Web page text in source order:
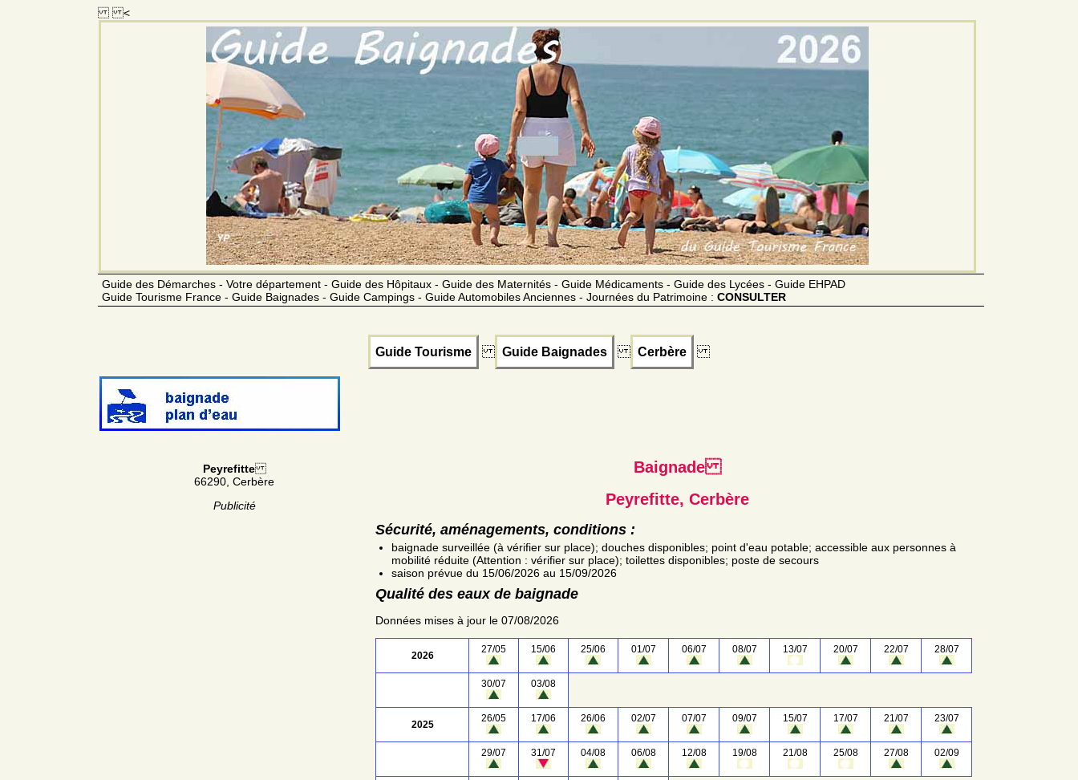
<
Guide des Démarches - Votre département - Guide des Hôpitaux - Guide des Maternités - Guide Médicaments - Guide des Lycées - Guide EHPAD
Guide Tourisme France - Guide Baignades - Guide Campings - Guide Automobiles Anciennes - Journées du Patrimoine : CONSULTER
Guide Tourisme Guide Baignades Cerbère
Peyrefitte
66290, Cerbère
Publicité
Baignade
Peyrefitte, Cerbère
Sécurité, aménagements, conditions :
baignade surveillée (à vérifier sur place); douches disponibles; point d'eau potable; accessible aux personnes à
mobilité réduite (Attention : vérifier sur place); toilettes disponibles; poste de secours
saison prévue du 15/06/2026 au 15/09/2026
Qualité des eaux de baignade
Données mises à jour le 07/08/2026
2026
27/05 15/06 25/06 01/07 06/07 08/07 13/07 20/07 22/07 28/07
30/07 03/08
2025
26/05 17/06 26/06 02/07 07/07 09/07 15/07 17/07 21/07 23/07
29/07 31/07 04/08 06/08 12/08 19/08 21/08 25/08 27/08 02/09